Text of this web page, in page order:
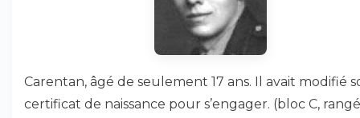
Carentan, âgé de seulement 17 ans. Il avait modifié
certificat de naissance pour s’engager. (bloc C,